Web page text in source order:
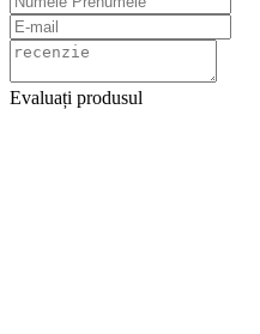
Evaluați produsul